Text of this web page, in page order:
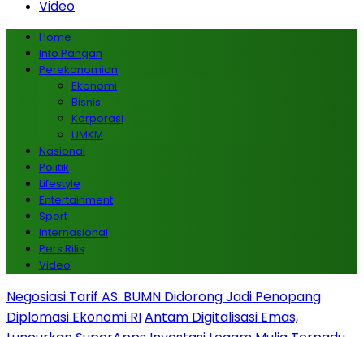
Video
Home
Info Pangan
Perekonomian
Ekonomi
Bisnis
Korporasi
UMKM
Nasional
Politik
Lifestyle
Entertainment
Sport
Internasional
Pers Rilis
Video
Negosiasi Tarif AS: BUMN Didorong Jadi Penopang
Diplomasi Ekonomi RIAntam Digitalisasi Emas,